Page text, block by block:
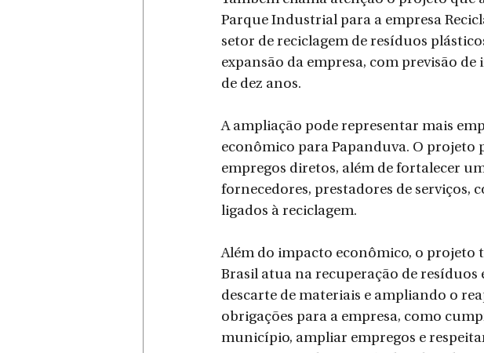
Parque Industrial para a empresa
setor de reciclagem de resíduos
expansão da empresa, com previsão
de dez anos.
A ampliação pode representar mais
econômico para Papanduva. O projeto
empregos diretos, além de fortalecer
fornecedores, prestadores de serviços,
ligados à reciclagem.
Além do impacto econômico, o projeto
Brasil atua na recuperação de
descarte de materiais e ampliando o
obrigações para a empresa, como
município, ampliar empregos e